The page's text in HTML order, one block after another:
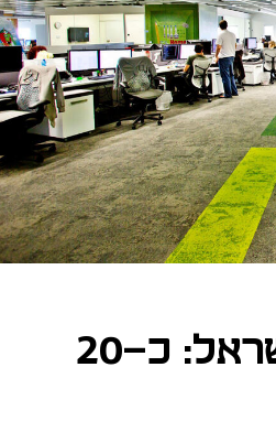
פיטורים ב-eBay בישראל: כ-20